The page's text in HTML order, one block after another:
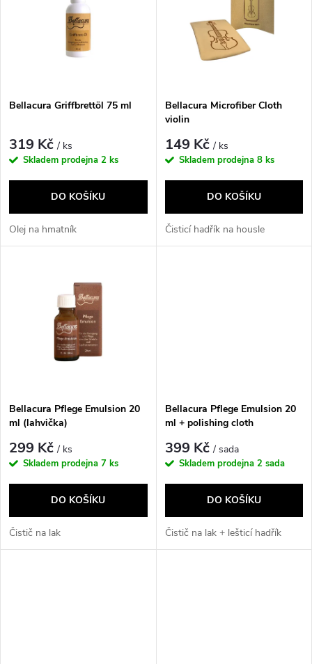
p
r
o
d
u
s
p
r
d
Bellacura Griffbrettöl 75 ml
319 Kč/ ks
Skladem prodejna 2 ks
DO KOŠÍKU
Olej na hmatník
Bellacura Microfiber Cloth
violin
149 Kč/ ks
Skladem prodejna 8 ks
DO KOŠÍKU
Čisticí hadřík na housle
Bellacura Pflege Emulsion 20
ml (lahvička)
299 Kč/ ks
Skladem prodejna 7 ks
DO KOŠÍKU
Čistič na lak
Bellacura Pflege Emulsion 20
ml + polishing cloth
399 Kč/ sada
Skladem prodejna 2 sada
DO KOŠÍKU
Čistič na lak + lešticí hadřík